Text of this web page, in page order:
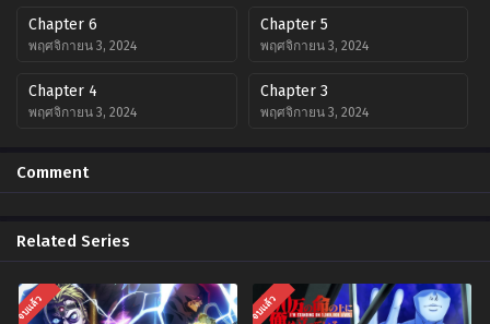
Chapter 6
พฤศจิกายน 3, 2024
Chapter 5
พฤศจิกายน 3, 2024
Chapter 4
พฤศจิกายน 3, 2024
Chapter 3
พฤศจิกายน 3, 2024
พฤศจิกายน 3, 2024
Comment
Related Series
จบแล้ว จบแล้ว